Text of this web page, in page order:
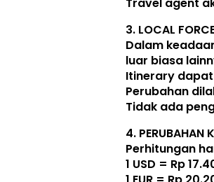
3. LOCAL
Dalam
luar biasa
Itinerary
Perubahan
Tidak ada
4. PERUBAHAN
Perhitungan
1 USD = Rp